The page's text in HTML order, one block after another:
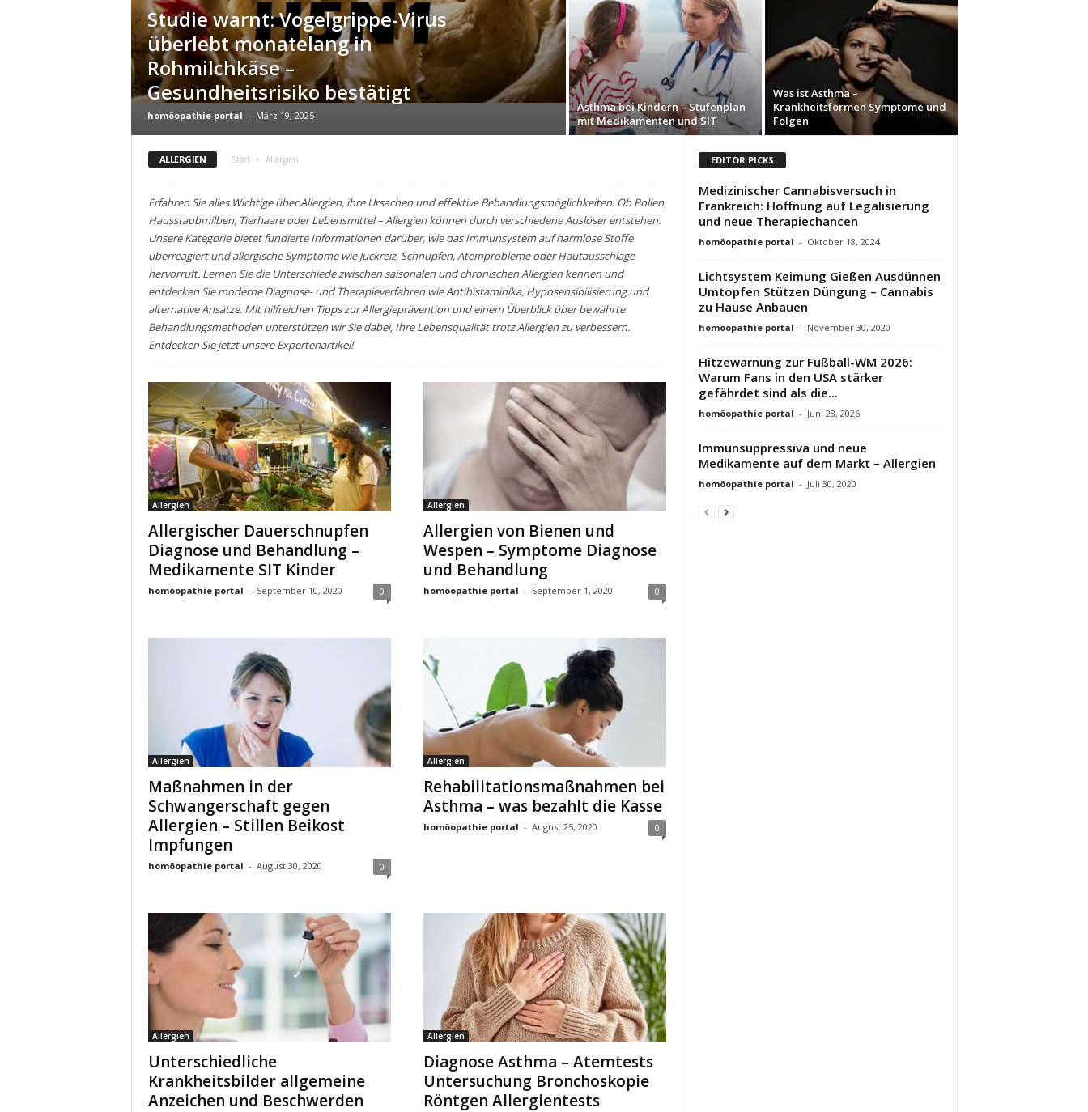
o
n
Studie warnt: Vogelgrippe-Virus
überlebt monatelang in
Rohmilchkäse –
Gesundheitsrisiko bestätigt
homöopathie portal - März 19, 2025
Asthma bei Kindern – Stufenplan
mit Medikamenten und SIT
Was ist Asthma –
Krankheitsformen Symptome und
Folgen
ALLERGIEN Start Allergien
Erfahren Sie alles Wichtige über Allergien, ihre Ursachen und effektive Behandlungsmöglichkeiten. Ob Pollen,
Hausstaubmilben, Tierhaare oder Lebensmittel – Allergien können durch verschiedene Auslöser entstehen.
Unsere Kategorie bietet fundierte Informationen darüber, wie das Immunsystem auf harmlose Stoffe
überreagiert und allergische Symptome wie Juckreiz, Schnupfen, Atemprobleme oder Hautausschläge
hervorruft. Lernen Sie die Unterschiede zwischen saisonalen und chronischen Allergien kennen und
entdecken Sie moderne Diagnose- und Therapieverfahren wie Antihistaminika, Hyposensibilisierung und
alternative Ansätze. Mit hilfreichen Tipps zur Allergieprävention und einem Überblick über bewährte
Behandlungsmethoden unterstützen wir Sie dabei, Ihre Lebensqualität trotz Allergien zu verbessern.
Entdecken Sie jetzt unsere Expertenartikel!
Allergien
Allergischer Dauerschnupfen
Diagnose und Behandlung –
Medikamente SIT Kinder
homöopathie portal - September 10, 2020 0
Allergien
Allergien von Bienen und
Wespen – Symptome Diagnose
und Behandlung
homöopathie portal - September 1, 2020 0
Allergien
Maßnahmen in der
Schwangerschaft gegen
Allergien – Stillen Beikost
Impfungen
homöopathie portal - August 30, 2020 0
Allergien
Rehabilitationsmaßnahmen bei
Asthma – was bezahlt die Kasse
homöopathie portal - August 25, 2020 0
Allergien
Unterschiedliche
Krankheitsbilder allgemeine
Anzeichen und Beschwerden
Allergien
Diagnose Asthma – Atemtests
Untersuchung Bronchoskopie
Röntgen Allergientests
EDITOR PICKS
Medizinischer Cannabisversuch in
Frankreich: Hoffnung auf Legalisierung
und neue Therapiechancen
homöopathie portal - Oktober 18, 2024
Lichtsystem Keimung Gießen Ausdünnen
Umtopfen Stützen Düngung – Cannabis
zu Hause Anbauen
homöopathie portal - November 30, 2020
Hitzewarnung zur Fußball-WM 2026:
Warum Fans in den USA stärker
gefährdet sind als die...
homöopathie portal - Juni 28, 2026
Immunsuppressiva und neue
Medikamente auf dem Markt – Allergien
homöopathie portal - Juli 30, 2020